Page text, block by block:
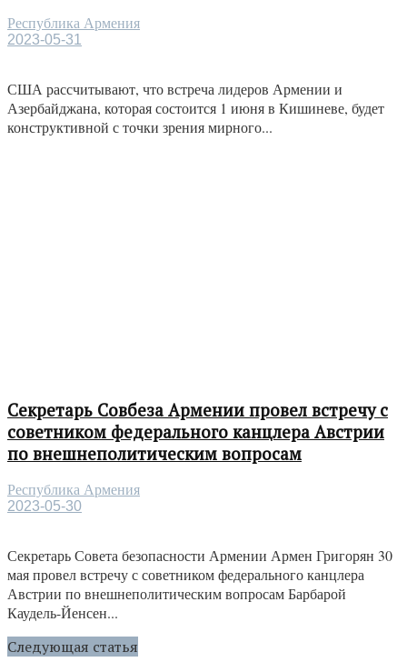
Республика Армения
2023-05-31
США рассчитывают, что встреча лидеров Армении и
Азербайджана, которая состоится 1 июня в Кишиневе, будет
конструктивной с точки зрения мирного...
Секретарь Совбеза Армении провел встречу с
советником федерального канцлера Австрии
по внешнеполитическим вопросам
Республика Армения
2023-05-30
Секретарь Совета безопасности Армении Армен Григорян 30
мая провел встречу с советником федерального канцлера
Австрии по внешнеполитическим вопросам Барбарой
Каудель-Йенсен...
Следующая статья